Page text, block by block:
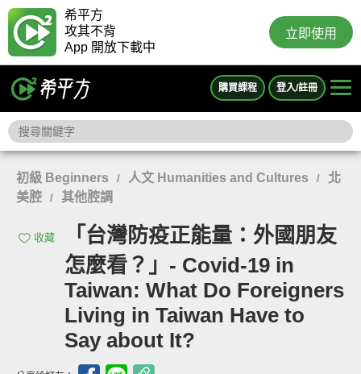
希平方
攻其不背
App 開放下載中
立即使用
購買課程 登入/註冊
初級 Beginners / 人文 Humanities and Cultures /
北
美腔
/ 其他腔調
收藏
「台灣防疫正能量：外國朋友
怎麼看？」- Covid-19 in
Taiwan: What Do Foreigners
Living in Taiwan Have to
Say about It?